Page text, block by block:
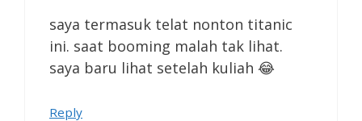
saya termasuk telat nonton titanic
ini. saat booming malah tak lihat.
saya baru lihat setelah kuliah 😂
Reply